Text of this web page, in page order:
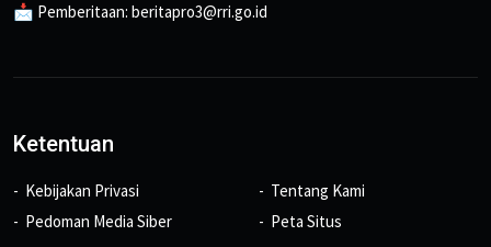
📩 Pemberitaan: beritapro3@rri.go.id
Ketentuan
Kebijakan Privasi
Pedoman Media Siber
Tentang Kami
Peta Situs